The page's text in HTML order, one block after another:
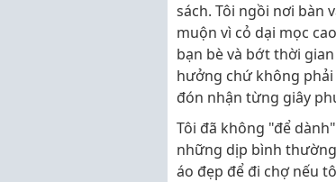
sách. Tôi ngồi nơi bàn
muộn vì cỏ dại mọc
bạn bè và bớt thời
hưởng chứ không
đón nhận từng giây
Tôi đã không "để
những dịp bình
áo đẹp để đi chợ nếu